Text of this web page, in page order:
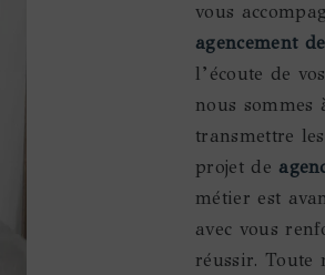
vous
agencement
l’écoute de
nous
transmettre
projet de
métier est
avec vous
réussir. Toute